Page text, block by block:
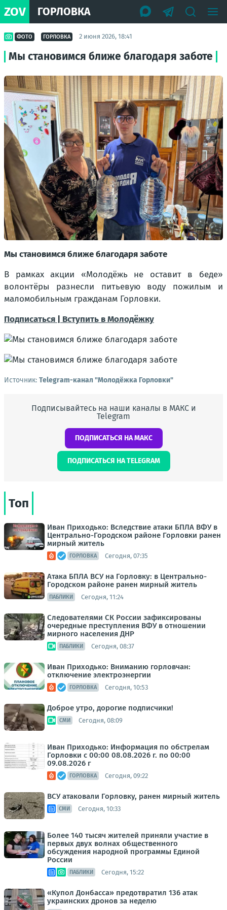
ZOV ГОРЛОВКА
ФОТО ГОРЛОВКА 2 июня 2026, 18:41
Мы становимся ближе благодаря заботе
Мы становимся ближе благодаря заботе
В рамках акции «Молодёжь не оставит в беде»
волонтёры разнесли питьевую воду пожилым и
маломобильным гражданам Горловки.
Подписаться
Вступить в Молодёжку
Источник: Telegram-канал "Молодёжка Горловки"
Подписывайтесь на наши каналы в МАКС и
Telegram
ПОДПИСАТЬСЯ НА МАКС
ПОДПИСАТЬСЯ НА TELEGRAM
Топ
Иван Приходько: Вследствие атаки БПЛА ВФУ в
Центрально-Городском районе Горловки ранен
мирный житель
ГОРЛОВКА Сегодня, 07:35
Атака БПЛА ВСУ на Горловку: в Центрально-
Городском районе ранен мирный житель
ПАБЛИКИ Сегодня, 11:24
Следователями СК России зафиксированы
очередные преступления ВФУ в отношении
мирного населения ДНР
ПАБЛИКИ Сегодня, 08:37
Иван Приходько: Вниманию горловчан:
отключение электроэнергии
ГОРЛОВКА Сегодня, 10:53
Доброе утро, дорогие подписчики!
СМИ Сегодня, 08:09
Иван Приходько: Информация по обстрелам
Горловки с 00:00 08.08.2026 г. по 00:00
09.08.2026 г
ГОРЛОВКА Сегодня, 09:22
ВСУ атаковали Горловку, ранен мирный житель
СМИ Сегодня, 10:33
Более 140 тысяч жителей приняли участие в
первых двух волнах общественного
обсуждения народной программы Единой
России
ПАБЛИКИ Сегодня, 15:22
«Купол Донбасса» предотвратил 136 атак
украинских дронов за неделю